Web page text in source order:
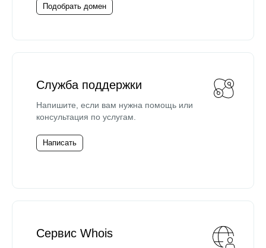
Подобрать домен
Служба поддержки
Напишите, если вам нужна помощь или
консультация по услугам.
Написать
Сервис Whois